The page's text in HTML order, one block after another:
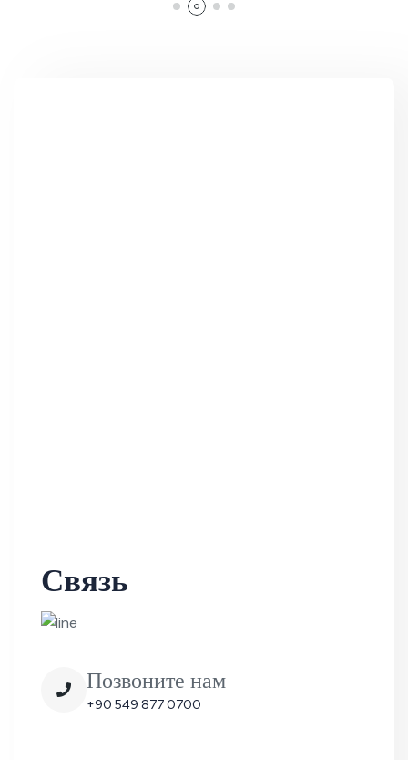
Связь
Позвоните нам
+90 549 877 0700